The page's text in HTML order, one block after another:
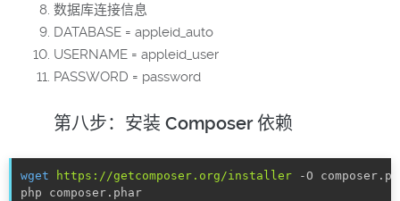
数据库连接信息
DATABASE = appleid_auto
USERNAME = appleid_user
PASSWORD = password
第八步：安装 Composer 依赖
wget https://getcomposer.org/installer -O
php composer.phar